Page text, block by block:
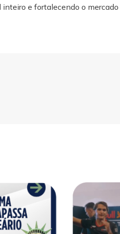
e fortalecendo o mercado